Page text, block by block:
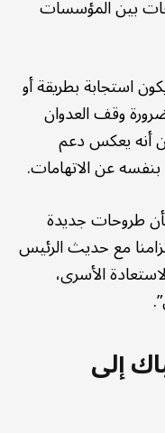
بين المؤسسات
استجابة بطريقة أو
وقف العدوان
أنه يعكس دعم
عن الاتهامات.
طروحات جديدة
مع حديث الرئيس
الأسرى،
إلى